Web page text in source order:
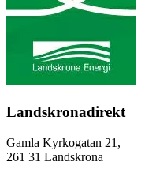
Landskronadirekt
Gamla Kyrkogatan 21,
261 31 Landskrona